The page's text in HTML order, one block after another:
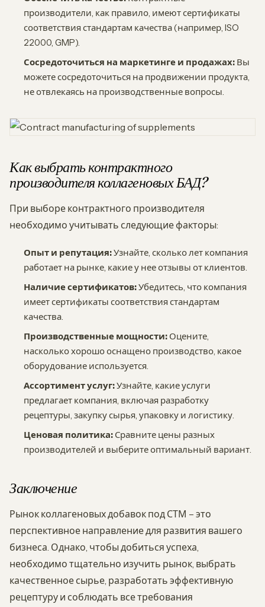
производители, как правило, имеют сертификаты
соответствия стандартам качества (например, ISO
22000, GMP).
Сосредоточиться на маркетинге и продажах: Вы
можете сосредоточиться на продвижении продукта,
не отвлекаясь на производственные вопросы.
Как выбрать контрактного
производителя коллагеновых БАД?
При выборе контрактного производителя
необходимо учитывать следующие факторы:
Опыт и репутация:Узнайте, сколько лет компания
работает на рынке, какие у нее отзывы от клиентов.
Наличие сертификатов:Убедитесь, что компания
имеет сертификаты соответствия стандартам
качества.
Производственные мощности: Оцените,
насколько хорошо оснащено производство, какое
оборудование используется.
Ассортимент услуг:Узнайте, какие услуги
предлагает компания, включая разработку
рецептуры, закупку сырья, упаковку и логистику.
Ценовая политика: Сравните цены разных
производителей и выберите оптимальный вариант.
Заключение
Рынок коллагеновых добавок под СТМ – это
перспективное направление для развития вашего
бизнеса. Однако, чтобы добиться успеха,
необходимо тщательно изучить рынок, выбрать
качественное сырье, разработать эффективную
рецептуру и соблюдать все требования